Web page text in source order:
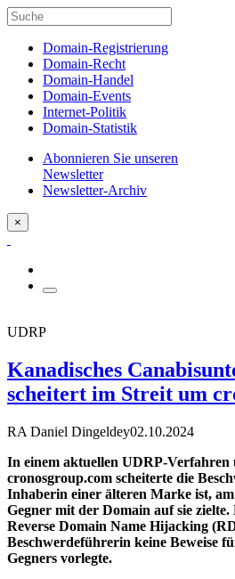
Domain-Registrierung
Domain-Recht
Domain-Handel
Domain-Events
Internet-Politik
Domain-Statistik
Abonnieren Sie unseren
Newsletter
Newsletter-Archiv
×
UDRP
Kanadisches
scheitert im Streit um
RA Daniel Dingeldey02.10.2024
In einem aktuellen UDRP-Verfahren
cronosgroup.com scheiterte die
Inhaberin einer älteren Marke ist, am
Gegner mit der Domain auf sie
Reverse Domain Name Hijacking
Beschwerdeführerin keine Beweise
Gegners vorlegte.